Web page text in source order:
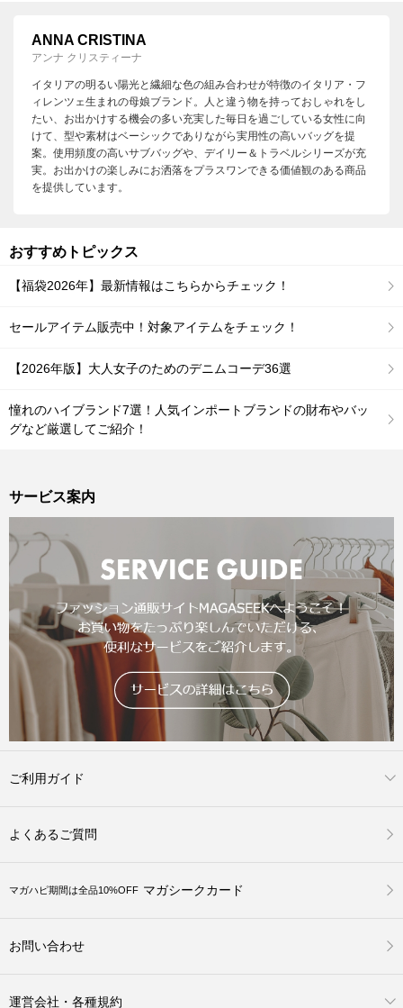
ANNA CRISTINA
アンナ クリスティーナ
イタリアの明るい陽光と繊細な色の組み合わせが特徴のイタリア・フ
ィレンツェ生まれの母娘ブランド。人と違う物を持っておしゃれをし
たい、お出かけする機会の多い充実した毎日を過ごしている女性に向
けて、型や素材はベーシックでありながら実用性の高いバッグを提
案。使用頻度の高いサブバッグや、デイリー＆トラベルシリーズが充
実。お出かけの楽しみにお洒落をプラスワンできる価値観のある商品
を提供しています。
おすすめトピックス
【福袋2026年】最新情報はこちらからチェック！
セールアイテム販売中！対象アイテムをチェック！
【2026年版】大人女子のためのデニムコーデ36選
憧れのハイブランド7選！人気インポートブランドの財布やバッ
グなど厳選してご紹介！
サービス案内
ご利用ガイド
よくあるご質問
マガハピ期間は全品10%OFF マガシークカード
お問い合わせ
運営会社・各種規約